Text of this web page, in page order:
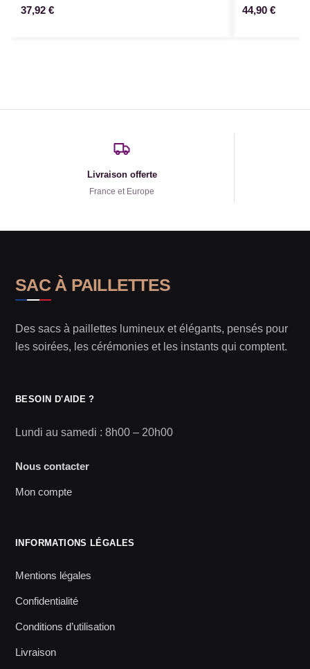
37,92 € 44,90 €
Livraison offerte
France et Europe
SAC À PAILLETTES
Des sacs à paillettes lumineux et élégants, pensés pour
les soirées, les cérémonies et les instants qui comptent.
BESOIN D'AIDE ?
Lundi au samedi : 8h00 – 20h00
Nous contacter
Mon compte
INFORMATIONS LÉGALES
Mentions légales
Confidentialité
Conditions d’utilisation
Livraison